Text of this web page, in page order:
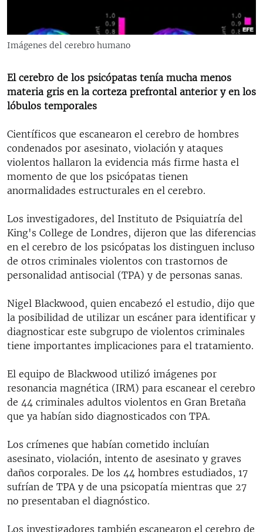
ESPECIALES
ESPECIALES
LA REALIDAD DE LA VIVIENDA EN CUBA
SER VIEJO EN CUBA
LOS SANTOS DE HIALEAH
DESINFORMACIÓN RUSA EN AMÉRICA LATINA
LA INVASIÓN DE RUSIA A UCRANIA
MULTIMEDIA
EDITORIALES
SÍGUENOS
Imágenes del cerebro humano
El cerebro de los psicópatas tenía mucha menos
materia gris en la corteza prefrontal anterior y en los
lóbulos temporales
Científicos que escanearon el cerebro de hombres
condenados por asesinato, violación y ataques
violentos hallaron la evidencia más firme hasta el
momento de que los psicópatas tienen
anormalidades estructurales en el cerebro.
Los investigadores, del Instituto de Psiquiatría del
King's College de Londres, dijeron que las diferencias
en el cerebro de los psicópatas los distinguen incluso
de otros criminales violentos con trastornos de
personalidad antisocial (TPA) y de personas sanas.
Nigel Blackwood, quien encabezó el estudio, dijo que
la posibilidad de utilizar un escáner para identificar y
diagnosticar este subgrupo de violentos criminales
tiene importantes implicaciones para el tratamiento.
El equipo de Blackwood utilizó imágenes por
resonancia magnética (IRM) para escanear el cerebro
de 44 criminales adultos violentos en Gran Bretaña
que ya habían sido diagnosticados con TPA.
Los crímenes que habían cometido incluían
asesinato, violación, intento de asesinato y graves
daños corporales. De los 44 hombres estudiados, 17
sufrían de TPA y de una psicopatía mientras que 27
no presentaban el diagnóstico.
Los investigadores también escanearon el cerebro de